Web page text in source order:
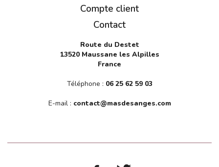
Compte client
Contact
Route du Destet
13520 Maussane les Alpilles
France
Téléphone : 06 25 62 59 03
E-mail : contact@masdesanges.com